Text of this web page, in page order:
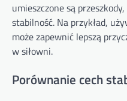
umieszczone są
stabilność. Na przykład,
może zapewnić lepszą
w siłowni.
Porównanie cech